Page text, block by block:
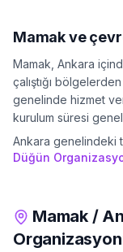
Mamakve
Mamak Ankara
çalıştığı
genelinde hizmet
kurulum süresi
Ankara genelindeki
Düğün
Mamak /